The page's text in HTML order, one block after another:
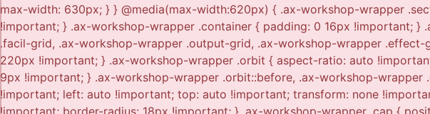
max-width: 630px; } } @media(max-width:620px) { .ax-workshop-wrapper
!important; } .ax-workshop-wrapper .container { padding: 0 16px !important;
.facil-grid, .ax-workshop-wrapper .output-grid, .ax-workshop-wrapper
220px !important; } .ax-workshop-wrapper .orbit { aspect-ratio: auto
9px !important; } .ax-workshop-wrapper .orbit::before, .ax-workshop-
!important; left: auto !important; top: auto !important; transform: none
!important; border-radius: 18px !important; } .ax-workshop-wrapper .cap {